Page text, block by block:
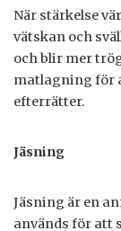
När stärkelse
vätskan och
och blir mer
matlagning för
efterrätter.
Jäsning
Jäsning är en
används för att